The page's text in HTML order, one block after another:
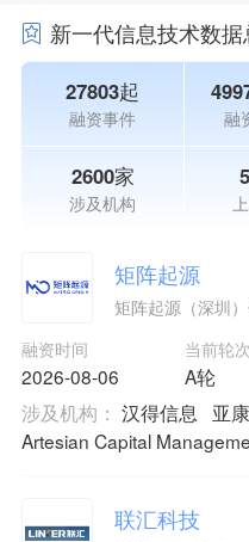
新一代信息技术数
27803起
融资事件 融
2600家
涉及机构
矩阵起源
矩阵起源（深圳
融资时间
2026-08-06
当前轮次
A轮
涉及机构： 汉得信息
亚
Artesian Capital
联汇科技